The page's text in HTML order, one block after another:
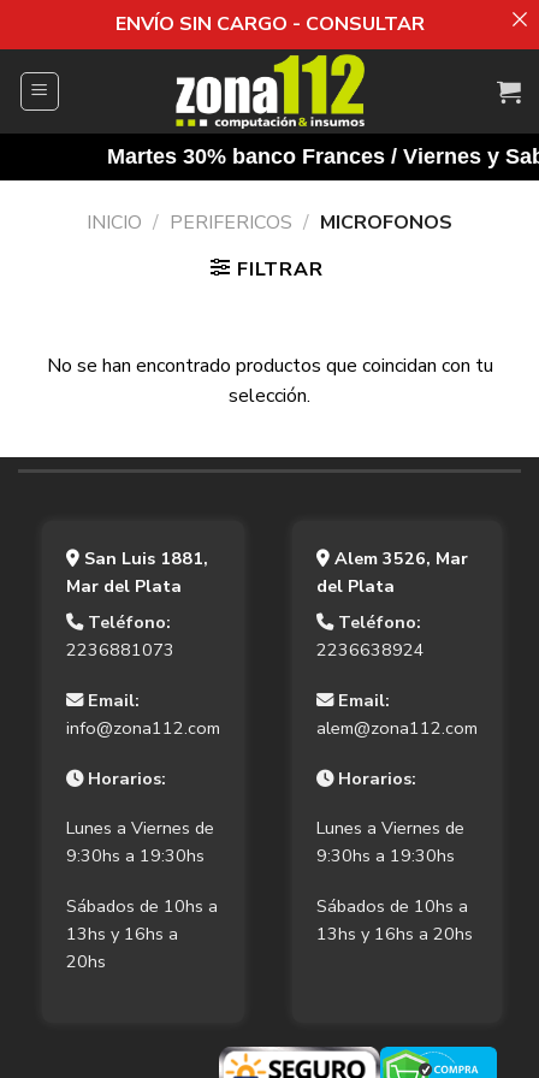
ENVÍO SIN CARGO - CONSULTAR
Martes 30% banco Frances / Viernes y
INICIO / PERIFERICOS / MICROFONOS
FILTRAR
No se han encontrado productos que coincidan con tu
selección.
San Luis 1881,
Mar del Plata
Teléfono:
2236881073
Email:
info@zona112.com
Horarios:
Lunes a Viernes de
9:30hs a 19:30hs
Sábados de 10hs a
13hs y 16hs a
20hs
Alem 3526, Mar
del Plata
Teléfono:
2236638924
Email:
alem@zona112.com
Horarios:
Lunes a Viernes de
9:30hs a 19:30hs
Sábados de 10hs a
13hs y 16hs a 20hs